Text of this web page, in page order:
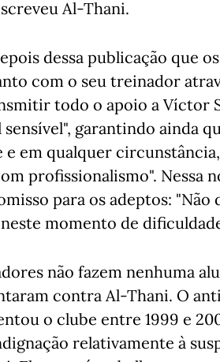
Al-Thani.
dessa publicação que
com o seu treinador
todo o apoio a Víctor
sensível", garantindo ainda
e em qualquer
profissionalismo". Nessa
para os adeptos:
momento de
não fazem nenhuma
contra Al-Thani. O
o clube entre 1999 e
relativamente à